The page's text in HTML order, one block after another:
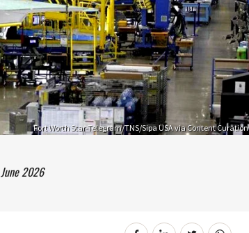
Fort Worth Star-Telegram/TNS/Sipa USA via Content Curation
June 2026